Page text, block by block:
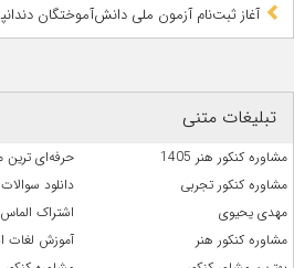
آغاز ثبت‌نام آزمون ملی دانش‌آموختگان
تبلیغات متنی
مشاوره کنکور هنر 1405
حرفه‌ای ترین
مشاوره کنکور تجربی
دانلود
مهدی یحیوی
اشتراک
مشاوره کنکور هنر
آموزش لغات